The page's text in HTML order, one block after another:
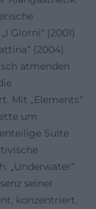
Giorni“ (2001)
(2004)
atmenden
Mit „Elements“
um
Suite
„Underwater“
seiner
konzentriert.